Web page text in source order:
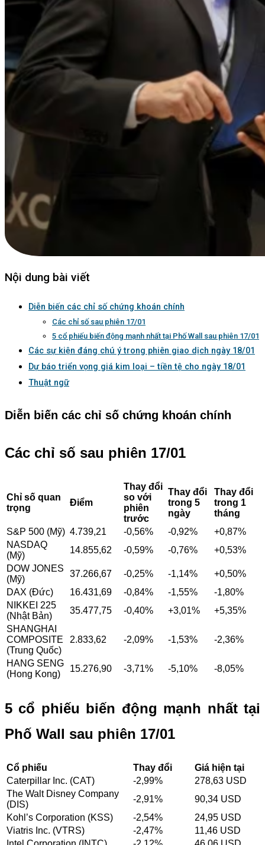
Nội dung bài viết
Diễn biến các chỉ số chứng khoán chính
Các chỉ số sau phiên 17/01
5 cổ phiếu biến động mạnh nhất tại Phố Wall sau phiên 17/01
Các sự kiện đáng chú ý trong phiên giao dịch ngày 18/01
Dự báo triển vọng giá kim loại – tiền tệ cho ngày 18/01
Thuật ngữ
Diễn biến các chỉ số chứng khoán chính
Các chỉ số sau phiên 17/01
Chỉ số quan
trọng
Điểm
Thay đổi
so với
phiên
trước
Thay đổi
trong 5
ngày
Thay đổi
trong 1
tháng
S&P 500 (Mỹ) 4.739,21 -0,56% -0,92%
+0,87%
NASDAQ
(Mỹ)
14.855,62 -0,59% -0,76%
+0,53%
DOW JONES
(Mỹ)
37.266,67 -0,25% -1,14%
+0,50%
DAX (Đức)
16.431,69 -0,84% -1,55%
-1,80%
NIKKEI 225
(Nhật Bản)
35.477,75 -0,40% +3,01%
+5,35%
SHANGHAI
COMPOSITE
(Trung Quốc)
2.833,62 -2,09% -1,53% -2,36%
HANG SENG
(Hong Kong)
15.276,90 -3,71% -5,10% -8,05%
5 cổ phiếu biến động mạnh nhất tại
Phố Wall sau phiên 17/01
Cổ phiếu Thay đổi
Giá hiện tại
Caterpillar Inc. (CAT)
-2,99%
278,63 USD
The Walt Disney Company
(DIS)
-2,91%
90,34 USD
Kohl’s Corporation (KSS)
-2,54%
24,95 USD
Viatris Inc. (VTRS)
-2,47%
11,46 USD